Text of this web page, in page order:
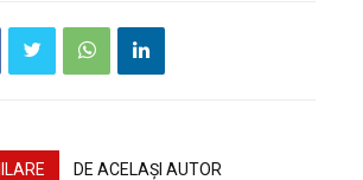
DE ACELAȘI AUTOR